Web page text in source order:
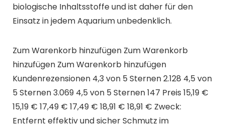
biologische Inhaltsstoffe und ist daher für den
Einsatz in jedem Aquarium unbedenklich.
Zum Warenkorb hinzufügen Zum Warenkorb
hinzufügen Zum Warenkorb hinzufügen
Kundenrezensionen 4,3 von 5 Sternen 2.128 4,5 von
5 Sternen 3.069 4,5 von 5 Sternen 147 Preis 15,19 €
15,19 € 17,49 € 17,49 € 18,91 € 18,91 € Zweck:
Entfernt effektiv und sicher Schmutz im